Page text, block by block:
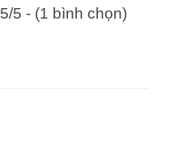
5/5 - (1 bình chọn)